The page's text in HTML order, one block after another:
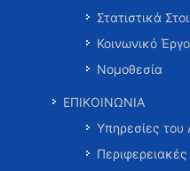
Στατιστικά
Κοινωνικό
Νομοθεσία
ΕΠΙΚΟΙΝΩΝΙΑ
Υπηρεσίες του